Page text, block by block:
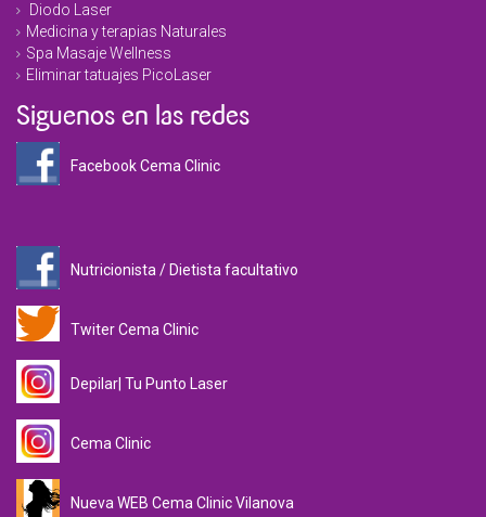
Diodo Laser
Medicina y terapias Naturales
Spa Masaje Wellness
Eliminar tatuajes PicoLaser
Siguenos en las redes
Facebook Cema Clinic
Nutricionista / Dietista facultativo
Twiter Cema Clinic
Depilar| Tu Punto Laser
Cema Clinic
Nueva WEB Cema Clinic Vilanova